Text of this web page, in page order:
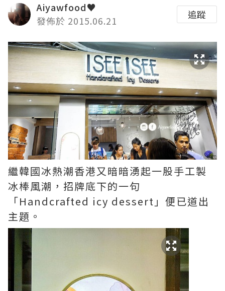
Aiyawfood♥
發佈於 2015.06.21
追蹤
繼韓國冰熱潮香港又暗暗湧起一股手工製
冰棒風潮，招牌底下的一句
「Handcrafted icy dessert」便已道出
主題。